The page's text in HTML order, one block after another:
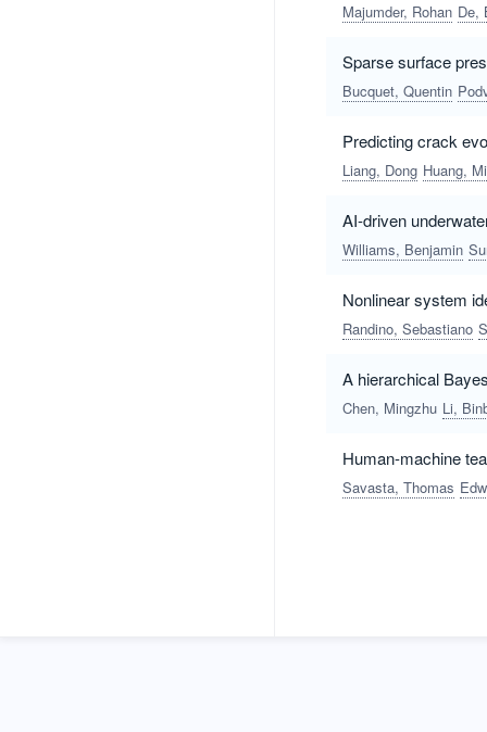
Majumder, Rohan De,
Sparse surface
Bucquet, Quentin
Predicting crack
Liang, Dong Huang,
AI-driven
Williams, Benjamin
Nonlinear system
Randino, Sebastiano
A hierarchical
Chen, Mingzhu Li,
Human-machine
Savasta, Thomas